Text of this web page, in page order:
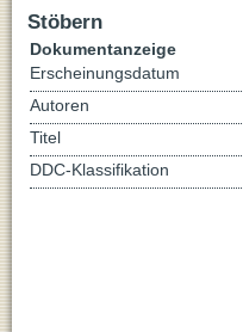
Stöbern
Dokumentanzeige
Erscheinungsdatum
Autoren
Titel
DDC-Klassifikation